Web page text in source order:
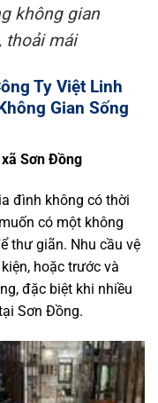
không gian
thoải mái
Ty Việt Linh
Gian Sống
xã Sơn Đồng
đình không có thời
có một không
thư giãn. Nhu cầu vệ
hoặc trước và
đặc biệt khi nhiều
Sơn Đồng.